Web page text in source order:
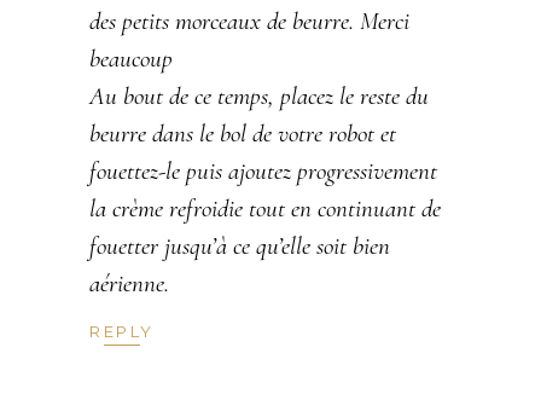
des petits morceaux de beurre. Merci
beaucoup
Au bout de ce temps, placez le reste du
beurre dans le bol de votre robot et
fouettez-le puis ajoutez progressivement
la crème refroidie tout en continuant de
fouetter jusqu’à ce qu’elle soit bien
aérienne.
REPLY